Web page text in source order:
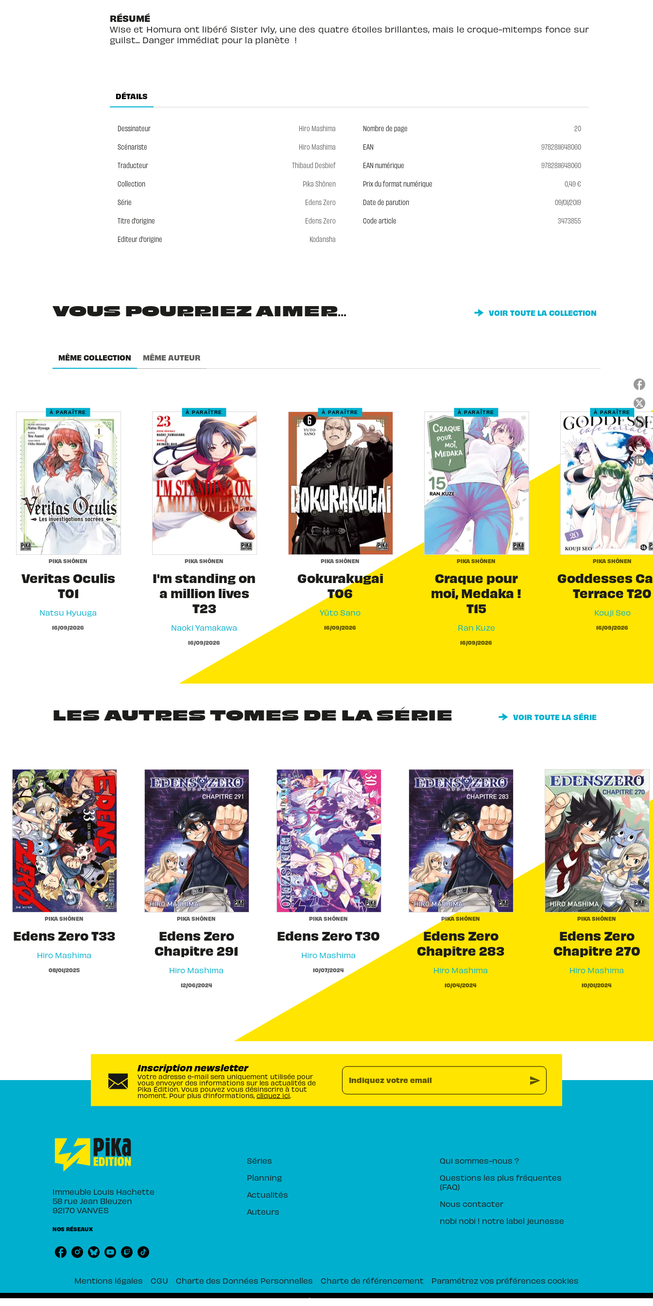
RÉSUMÉ
Wise et Homura ont libéré Sister Ivly, une des quatre étoiles brillantes, mais le croque-mitemps fonce sur
guilst... Danger immédiat pour la planète !
DÉTAILS
Dessinateur
Hiro Mashima
Scénariste
Hiro Mashima
Traducteur
Thibaud Desbief
Collection
Pika Shônen
Série
Edens Zero
Titre d'origine
Edens Zero
Editeur d'origine
Kodansha
Nombre de page
20
EAN
9782811648060
EAN numérique
9782811648060
Prix du format numérique
0,49 €
Date de parution
09/01/2019
Code article
3473855
VOUS POURRIEZ AIMER... VOIR TOUTE LA COLLECTION
MÊME COLLECTION MÊME AUTEUR
À PARAÎTRE
PIKA SHÔNEN
Veritas Oculis
T01
Natsu Hyuuga
16/09/2026
À PARAÎTRE
PIKA SHÔNEN
I'm standing on
a million lives
T23
Naoki Yamakawa
16/09/2026
À PARAÎTRE
PIKA SHÔNEN
Gokurakugai
T06
Yûto Sano
16/09/2026
À PARAÎTRE
PIKA SHÔNEN
Craque pour
moi, Medaka !
T15
Ran Kuze
16/09/2026
À PARAÎTRE
PIKA SHÔNEN
Goddesses
Terrace T20
Kouji Seo
16/09/2026
LES AUTRES TOMES DE LA SÉRIE VOIR TOUTE LA SÉRIE
PIKA SHÔNEN
Edens Zero T33
Hiro Mashima
08/01/2025
PIKA SHÔNEN
Edens Zero
Chapitre 291
Hiro Mashima
12/06/2024
PIKA SHÔNEN
Edens Zero T30
Hiro Mashima
10/07/2024
PIKA SHÔNEN
Edens Zero
Chapitre 283
Hiro Mashima
10/04/2024
PIKA SHÔNEN
Edens Zero
Chapitre 270
Hiro Mashima
10/01/2024
link
Inscription newsletter
Votre adresse e-mail sera uniquement utilisée pour
vous envoyer des informations sur les actualités de
Pika Édition. Vous pouvez vous désinscrire à tout
moment. Pour plus d’informations, cliquez ici.
Indiquez votre email send
Immeuble Louis Hachette
58 rue Jean Bleuzen
92170 VANVES
NOS RÉSEAUX
Séries
Planning
Actualités
Auteurs
Qui sommes-nous ?
Questions les plus fréquentes
(FAQ)
Nous contacter
nobi nobi ! notre label jeunesse
Mentions légales CGU Charte des Données Personnelles Charte de référencement Paramétrez vos préférences cookies
PIKA ÉDITION© 2026